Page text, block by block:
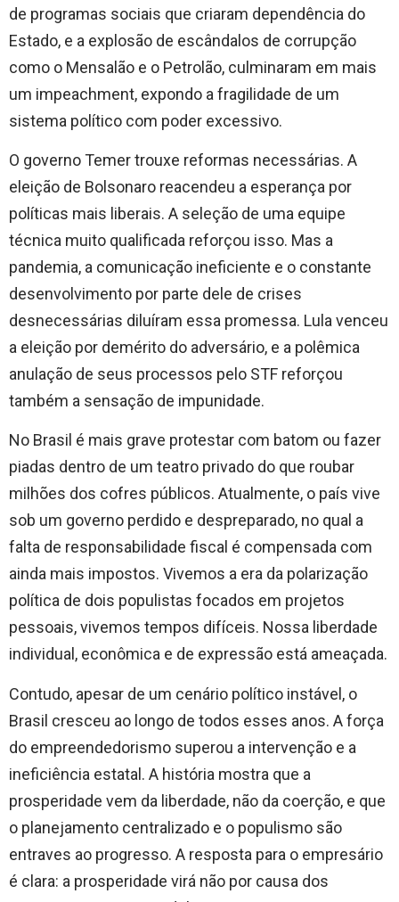
de programas sociais que criaram dependência do
Estado, e a explosão de escândalos de corrupção
como o Mensalão e o Petrolão, culminaram em mais
um impeachment, expondo a fragilidade de um
sistema político com poder excessivo.
O governo Temer trouxe reformas necessárias. A
eleição de Bolsonaro reacendeu a esperança por
políticas mais liberais. A seleção de uma equipe
técnica muito qualificada reforçou isso. Mas a
pandemia, a comunicação ineficiente e o constante
desenvolvimento por parte dele de crises
desnecessárias diluíram essa promessa. Lula venceu
a eleição por demérito do adversário, e a polêmica
anulação de seus processos pelo STF reforçou
também a sensação de impunidade.
No Brasil é mais grave protestar com batom ou fazer
piadas dentro de um teatro privado do que roubar
milhões dos cofres públicos. Atualmente, o país vive
sob um governo perdido e despreparado, no qual a
falta de responsabilidade fiscal é compensada com
ainda mais impostos. Vivemos a era da polarização
política de dois populistas focados em projetos
pessoais, vivemos tempos difíceis. Nossa liberdade
individual, econômica e de expressão está ameaçada.
Contudo, apesar de um cenário político instável, o
Brasil cresceu ao longo de todos esses anos. A força
do empreendedorismo superou a intervenção e a
ineficiência estatal. A história mostra que a
prosperidade vem da liberdade, não da coerção, e que
o planejamento centralizado e o populismo são
entraves ao progresso. A resposta para o empresário
é clara: a prosperidade virá não por causa dos